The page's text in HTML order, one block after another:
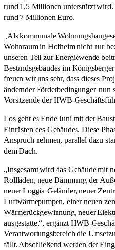
rund 1,5 Millionen unterstützt wird.
rund 7 Millionen Euro.
„Als kommunale
Wohnraum in Hofheim nicht nur
unseren Teil zur Energiewende
Bestandsgebäudes im
freuen wir uns sehr, dass dieses
ändernder Förderbedingungen nun
Vorsitzende der HWB-
Los geht es Ende Juni mit der
Einrüsten des Gebäudes. Diese
Anspruch nehmen, parallel dazu
dem Dach.
„Insgesamt wird das Gebäude mit
Rollläden, neue Dämmung der
neuer Loggia-Geländer, neuer
Luftwärmepumpen, einer neuen
Wärmerückgewinnung, neuer
ausgestattet“, ergänzt HWB-
Verantwortungsbereich die
fällt. Abschließend werden der